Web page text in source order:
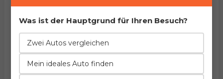
l/100km
Volkswagen Golf 2.0 TSI GTI Performance (...
C - Segment ( Kompaktwagen)
Herstellung von 2012. bis 2016.
Was ist der Hauptgrund für Ihren Besuch?
Zwei Autos vergleichen
Mein ideales Auto finden